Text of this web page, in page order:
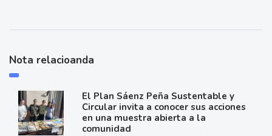
Nota relacioanda
El Plan Sáenz Peña Sustentable y
Circular invita a conocer sus acciones
en una muestra abierta a la
comunidad